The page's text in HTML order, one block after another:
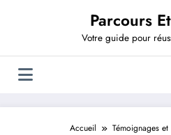
Parcours
Votre guide pour
Accueil
Témoignages